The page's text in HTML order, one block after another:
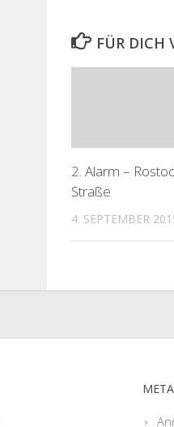
FÜR DICH
2. Alarm –
Straße
4. SEPTEMBER
META